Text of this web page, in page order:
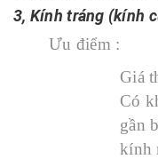
3, Kính tráng (kính
Ưu điểm :
Giá
Có
gần
kính